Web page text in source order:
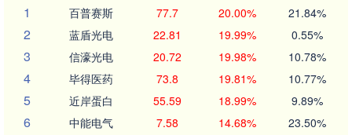
1
百普赛斯 77.7 20.00% 21.84%
2 蓝盾光电 22.81 19.99% 0.55%
3 信濠光电 20.72 19.98% 10.78%
4 毕得医药 73.8 19.81% 10.77%
5 近岸蛋白 55.59 18.99% 9.89%
6 中能电气 7.58 14.68% 23.50%